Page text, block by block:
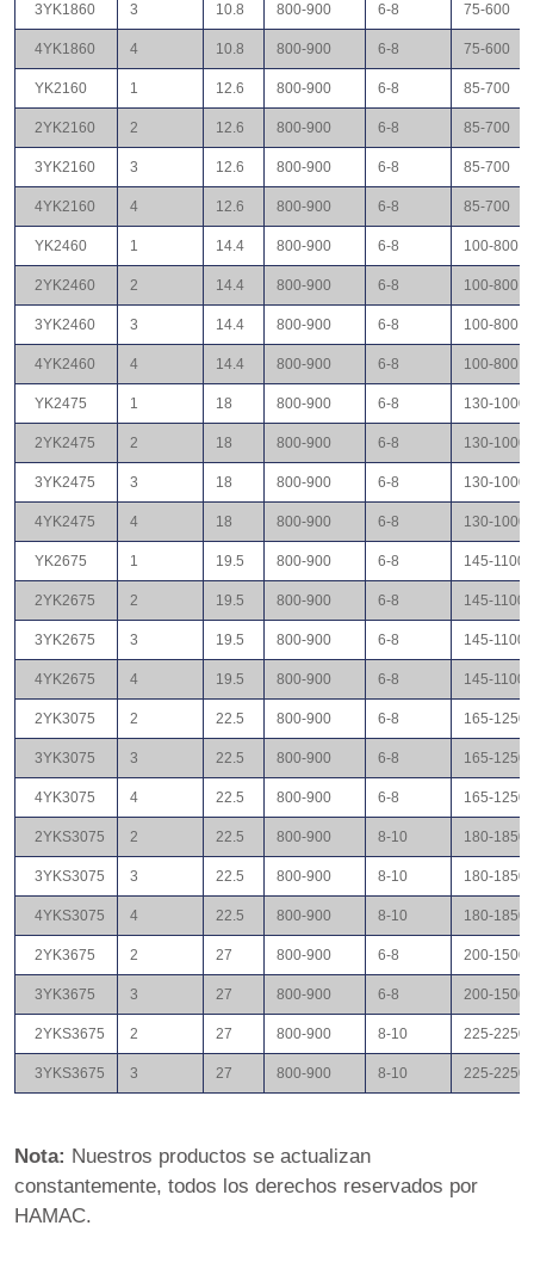
3YK1860 3 10.8 800-900 6-8 75-600
4YK1860 4 10.8 800-900 6-8 75-600
YK2160 1 12.6 800-900 6-8 85-700
2YK2160 2 12.6 800-900 6-8 85-700
3YK2160 3 12.6 800-900 6-8 85-700
4YK2160 4 12.6 800-900 6-8 85-700
YK2460 1 14.4 800-900 6-8 100-800
2YK2460 2 14.4 800-900 6-8 100-800
3YK2460 3 14.4 800-900 6-8 100-800
4YK2460 4 14.4 800-900 6-8 100-800
YK2475 1 18 800-900 6-8 130-1000
2YK2475 2 18 800-900 6-8 130-1000
3YK2475 3 18 800-900 6-8 130-1000
4YK2475 4 18 800-900 6-8 130-1000
YK2675 1 19.5 800-900 6-8 145-1100
2YK2675 2 19.5 800-900 6-8 145-1100
3YK2675 3 19.5 800-900 6-8 145-1100
4YK2675 4 19.5 800-900 6-8 145-1100
2YK3075 2 22.5 800-900 6-8 165-1250
3YK3075 3 22.5 800-900 6-8 165-1250
4YK3075 4 22.5 800-900 6-8 165-1250
2YKS3075 2 22.5 800-900 8-10 180-1850
3YKS3075 3 22.5 800-900 8-10 180-1850
4YKS3075 4 22.5 800-900 8-10 180-1850
2YK3675 2 27 800-900 6-8 200-1500
3YK3675 3 27 800-900 6-8 200-1500
2YKS3675 2 27 800-900 8-10 225-2250
3YKS3675 3 27 800-900 8-10 225-2250
Nota: Nuestros productos se actualizan
constantemente, todos los derechos reservados por
HAMAC.